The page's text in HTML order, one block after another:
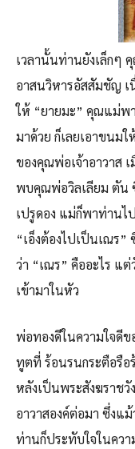
เวลานั้นท่านยังเล็กๆ
อาสนวิหารอัสสัมชัญ เ
ให้ “ยายมะ” คุณแม่พ
มาด้วย ก็เลยเอาขนม
ของคุณพ่อเจ้าอาวาส
พบคุณพ่อวิลเลียม ตัน
เปรูดอง แม่ก็พาท่าน
“เอ็งต้องไปเป็นเณร”
ว่า “เณร” คืออะไร แ
เข้ามาในหัว
พ่อทองดีในความใจดี
ทูตที่ ร้อนรนกระตือรือ
หลังเป็นพระสังฆราช
อาวาสองค์ต่อมา ซึ่งแ
ท่านก็ประทับใจในคว